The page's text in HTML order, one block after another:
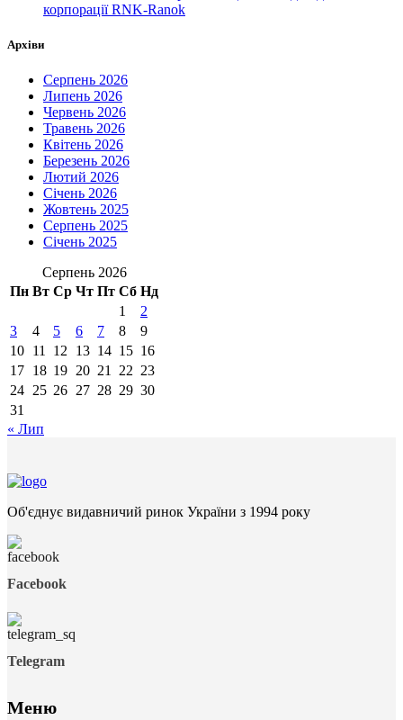
корпорації RNK-Ranok
Архіви
Серпень 2026
Липень 2026
Червень 2026
Травень 2026
Квітень 2026
Березень 2026
Лютий 2026
Січень 2026
Жовтень 2025
Серпень 2025
Січень 2025
Серпень 2026
Пн Вт Ср Чт Пт Сб Нд
1
2
3
4 5 6 7 8
9
10 11 12 13 14 15 16
17 18 19 20 21 22 23
24 25 26 27 28 29 30
31
« Лип
Об'єднує видавничий ринок України з 1994 року
Facebook
Telegram
Меню